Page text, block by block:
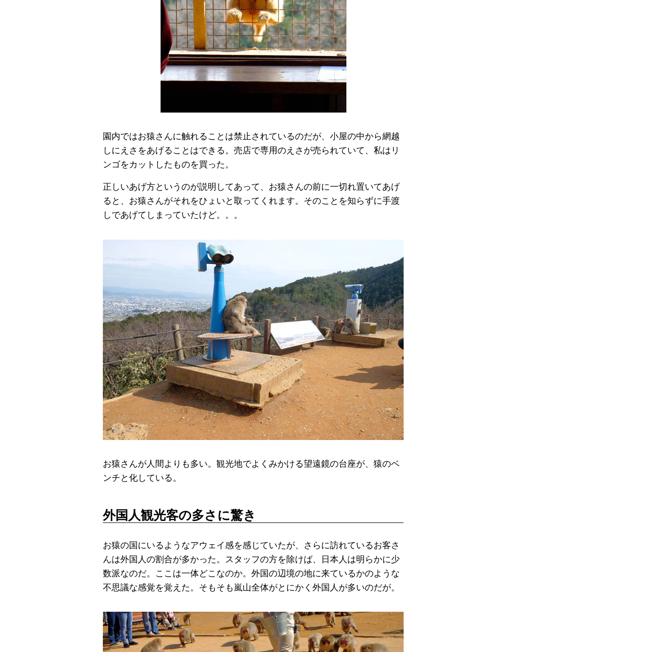
園内ではお猿さんに触れることは禁止されているのだが、小屋の中から網越
しにえさをあげることはできる。売店で専用のえさが売られていて、私はリ
ンゴをカットしたものを買った。
正しいあげ方というのが説明してあって、お猿さんの前に一切れ置いてあげ
ると、お猿さんがそれをひょいと取ってくれます。そのことを知らずに手渡
しであげてしまっていたけど。。。
お猿さんが人間よりも多い。観光地でよくみかける望遠鏡の台座が、猿のベ
ンチと化している。
外国人観光客の多さに驚き
お猿の国にいるようなアウェイ感を感じていたが、さらに訪れているお客さ
んは外国人の割合が多かった。スタッフの方を除けば、日本人は明らかに少
数派なのだ。ここは一体どこなのか。外国の辺境の地に来ているかのような
不思議な感覚を覚えた。そもそも嵐山全体がとにかく外国人が多いのだが。